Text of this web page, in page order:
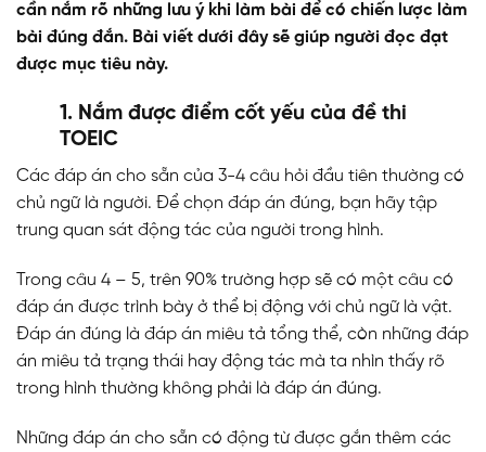
cần nắm rõ những lưu ý khi làm bài để có chiến lược làm
bài đúng đắn. Bài viết dưới đây sẽ giúp người đọc đạt
được mục tiêu này.
1. Nắm được điểm cốt yếu của đề thi
TOEIC
Các đáp án cho sẵn của 3-4 câu hỏi đầu tiên thường có
chủ ngữ là người. Để chọn đáp án đúng, bạn hãy tập
trung quan sát động tác của người trong hình.
Trong câu 4 – 5, trên 90% trường hợp sẽ có một câu có
đáp án được trình bày ở thể bị động với chủ ngữ là vật.
Đáp án đúng là đáp án miêu tả tổng thể, còn những đáp
án miêu tả trạng thái hay động tác mà ta nhìn thấy rõ
trong hình thường không phải là đáp án đúng.
Những đáp án cho sẵn có động từ được gắn thêm các